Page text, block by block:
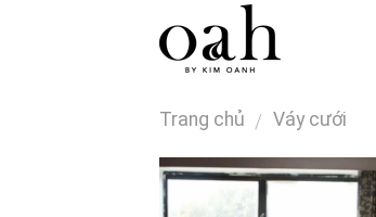
Trang chủ / Váy cưới